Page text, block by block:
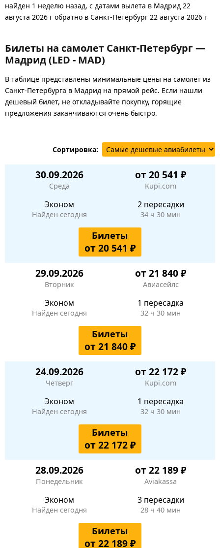
найден 1 неделю назад, с датами вылета в Мадрид 22
августа 2026 г обратно в Санкт-Петербург 22 августа 2026 г
Билеты на самолет Санкт-Петербург —
Мадрид (LED - MAD)
В таблице представлены минимальные цены на самолет из
Санкт-Петербурга в Мадрид на прямой рейс. Если нашли
дешевый билет, не откладывайте покупку, горящие
предложения заканчиваются очень быстро.
Сортировка:
30.09.2026
Среда
от 20 541 ₽
Kupi.com
Эконом
Найден сегодня
2 пересадки
34 ч 30 мин
Билеты
от 20 541 ₽
29.09.2026
Вторник
от 21 840 ₽
Авиасейлс
Эконом
Найден сегодня
1 пересадка
32 ч 30 мин
Билеты
от 21 840 ₽
24.09.2026
Четверг
от 22 172 ₽
Kupi.com
Эконом
Найден сегодня
1 пересадка
32 ч 30 мин
Билеты
от 22 172 ₽
28.09.2026
Понедельник
от 22 189 ₽
Aviakassa
Эконом
Найден сегодня
3 пересадки
28 ч 40 мин
Билеты
от 22 189 ₽